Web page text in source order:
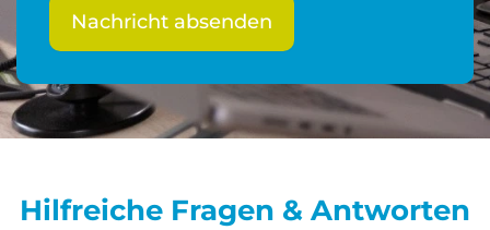
Nachricht absenden
Hilfreiche Fragen & Antworten